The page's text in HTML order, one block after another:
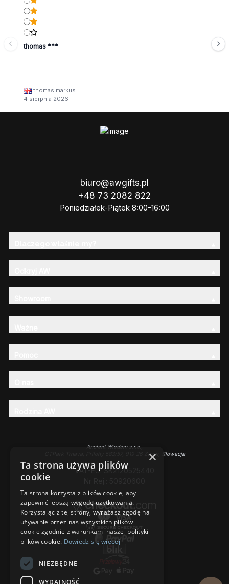
thomas ***
thomas markus
4 sierpnia 2026
biuro@awgifts.pl
+48 73 2082 822
Poniedziałek-Piątek 8:00-16:00
Ancient Wisdom s.r.o.,
CTPark Trnava, Prílohy 583/57, 919 26 Zavar, Słowacja
VAT-EU: SK2120525440
×
Ta strona używa plików
cookie
Ta strona korzysta z plików cookie, aby
zapewnić lepszą wygodę użytkowania.
Korzystając z tej strony, wyrażasz zgodę na
używanie przez nas wszystkich plików
cookie zgodnie z warunkami naszej polityki
plików cookie. Dowiedz się więcej
NIEZBĘDNE
WYDAJNOŚĆ